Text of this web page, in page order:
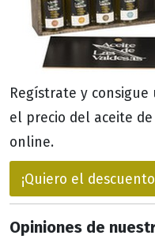
Regístrate y
el precio del aceite
online.
¡Quiero el
Opiniones de